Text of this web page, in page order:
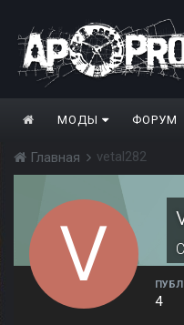
МОДЫ ФОРУМ
Главная vetal282
4